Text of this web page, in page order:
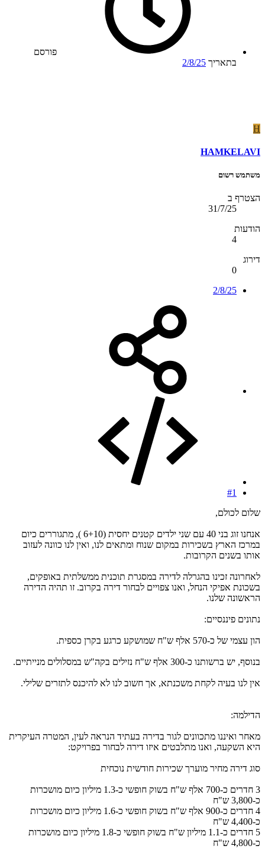
פורסם
בתאריך 2/8/25
H
HAMKELAVI
משתמש רשום
הצטרף ב
31/7/25
הודעות
4
דירוג
0
2/8/25
#1
שלום לכולם,
אנחנו זוג בני 40 עם שני ילדים קטנים יחסית (6+10 ), מתגוררים כיום
במרכז הארץ בשכירות במקום שנוח ומתאים לנו, ואין לנו כוונה לעזוב
אותו בשנים הקרובות.
לאחרונה זכינו בהגרלה לדירה במסגרת תוכנית ממשלתית באופקים,
בשכונת אפיקי הנחל, ואנו צפויים לבחור דירה בקרוב. זו תהיה הדירה
הראשונה שלנו.
נתונים פיננסיים:
הון עצמי של כ-570 אלף ש"ח שמושקע כרגע בקרן כספית.
בנוסף, יש ברשותנו כ-300 אלף ש"ח נזילים בקה"ש במסלולים מנייתיים.
אין לנו בעיה לקחת משכנתא, אך חשוב לנו לא להיכנס לתזרים שלילי.
הדילמה:
מאחר ואיננו מתכוונים לגור בדירה בעתיד הנראה לעין, המטרה העיקרית
היא השקעה, ואנו מתלבטים איזו דירה לבחור בפרויקט:
סוג דירה מחיר מוערך שכירות חודשית נוכחית
3 חדרים כ-700 אלף ש"ח בשוק חופשי כ-1.3 מיליון כיום מושכרות
כ-3,800 ש"ח
4 חדרים כ-900 אלף ש"ח בשוק חופשי כ-1.6 מיליון כיום מושכרות
כ-4,400 ש"ח
5 חדרים כ-1.1 מיליון ש"ח בשוק חופשי כ-1.8 מיליון כיום מושכרות
כ-4,800 ש"ח